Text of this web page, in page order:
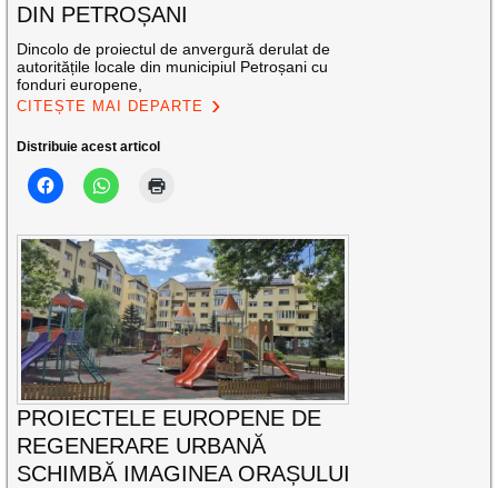
DIN PETROȘANI
Dincolo de proiectul de anvergură derulat de
autoritățile locale din municipiul Petroșani cu
fonduri europene,
CITEȘTE MAI DEPARTE
Distribuie acest articol
PROIECTELE EUROPENE DE
REGENERARE URBANĂ
SCHIMBĂ IMAGINEA ORAȘULUI